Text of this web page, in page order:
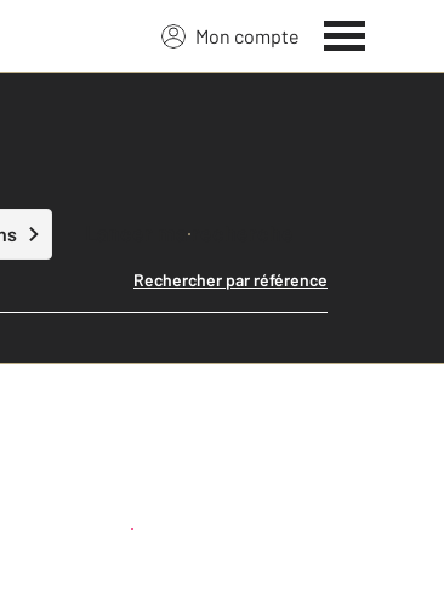
Mon compte
Lancer ma recherche
Rechercher par référence
Créer une alerte